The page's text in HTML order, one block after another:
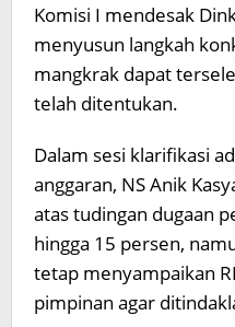
Komisi I mendesak
menyusun langkah
mangkrak dapat
telah ditentukan.
Dalam sesi klarifikasi
anggaran, NS Anik
atas tudingan dugaan
hingga 15 persen,
tetap menyampaikan
pimpinan agar